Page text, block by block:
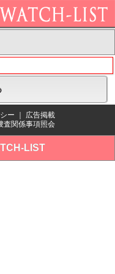
ー
広告掲載
査関係事項照会
LIST